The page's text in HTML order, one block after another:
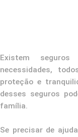
Existem
necessidades,
proteção e
desses seguros
família.
Se precisar de